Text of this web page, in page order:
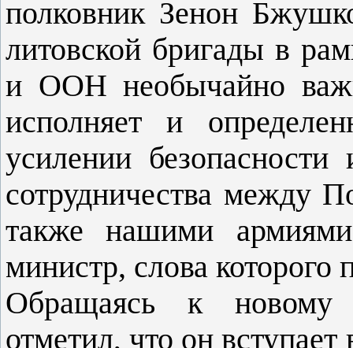
полковник Зенон
литовской бригады в
и ООН необычайно
исполняет и
усилении
сотрудничества между
также нашими
министр, слова
Обращаясь к новому
отметил, что он